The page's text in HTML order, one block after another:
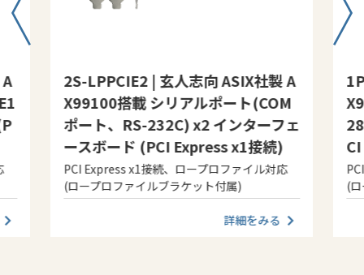
2S-LPPCIE2 | 玄人志向 ASIX社製 A
X99100搭載 シリアルポート(COM
ポート、RS-232C) x2 インターフェ
ースボード (PCI Express x1接続)
PCI Express x1接続、ロープロファイル対応
(ロープロファイルブラケット付属)
詳細をみる
(